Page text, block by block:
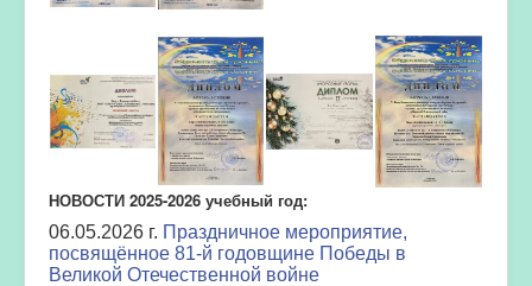
НОВОСТИ 2025-2026 учебный год:
06.05.2026 г. Праздничное мероприятие,
посвящённое 81-й годовщине Победы в
Великой Отечественной войне